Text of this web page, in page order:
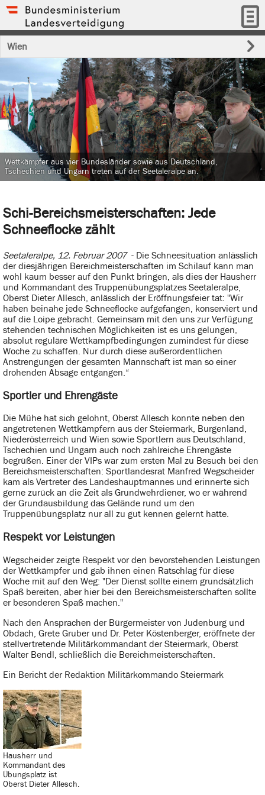
Wien
Schi-Bereichsmeisterschaften: Jede
Schneeflocke zählt
Seetaleralpe, 12. Februar 2007 - Die Schneesituation anlässlich
der diesjährigen Bereichmeisterschaften im Schilauf kann man
wohl kaum besser auf den Punkt bringen, als dies der Hausherr
und Kommandant des Truppenübungsplatzes Seetaleralpe,
Oberst Dieter Allesch, anlässlich der Eröffnungsfeier tat: "Wir
haben beinahe jede Schneeflocke aufgefangen, konserviert und
auf die Loipe gebracht. Gemeinsam mit den uns zur Verfügung
stehenden technischen Möglichkeiten ist es uns gelungen,
absolut reguläre Wettkampfbedingungen zumindest für diese
Woche zu schaffen. Nur durch diese außerordentlichen
Anstrengungen der gesamten Mannschaft ist man so einer
drohenden Absage entgangen.“
Sportler und Ehrengäste
Die Mühe hat sich gelohnt, Oberst Allesch konnte neben den
angetretenen Wettkämpfern aus der Steiermark, Burgenland,
Niederösterreich und Wien sowie Sportlern aus Deutschland,
Tschechien und Ungarn auch noch zahlreiche Ehrengäste
begrüßen. Einer der VIPs war zum ersten Mal zu Besuch bei den
Bereichsmeisterschaften: Sportlandesrat Manfred Wegscheider
kam als Vertreter des Landeshauptmannes und erinnerte sich
gerne zurück an die Zeit als Grundwehrdiener, wo er während
der Grundausbildung das Gelände rund um den
Truppenübungsplatz nur all zu gut kennen gelernt hatte.
Respekt vor Leistungen
Wegscheider zeigte Respekt vor den bevorstehenden Leistungen
der Wettkämpfer und gab ihnen einen Ratschlag für diese
Woche mit auf den Weg: "Der Dienst sollte einem grundsätzlich
Spaß bereiten, aber hier bei den Bereichsmeisterschaften sollte
er besonderen Spaß machen."
Nach den Ansprachen der Bürgermeister von Judenburg und
Obdach, Grete Gruber und Dr. Peter Köstenberger, eröffnete der
stellvertretende Militärkommandant der Steiermark, Oberst
Walter Bendl, schließlich die Bereichmeisterschaften.
Ein Bericht der Redaktion Militärkommando Steiermark
Wettkämpfer aus vier Bundesländer sowie aus Deutschland,
Tschechien und Ungarn treten auf der Seetaleralpe an.
Hausherr und
Kommandant des
Übungsplatz ist
Oberst Dieter Allesch.